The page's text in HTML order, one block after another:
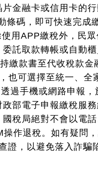
金融卡或信用卡的
條碼，即可快速完成
用APP繳稅外，民
託取款轉帳或自動
繳款書至代收稅款金
也可選擇至統一、全
過手機或網路申報，
部電子申報繳稅服
稅局絕對不會以電
作退稅。如有疑問
，以避免落入詐騙